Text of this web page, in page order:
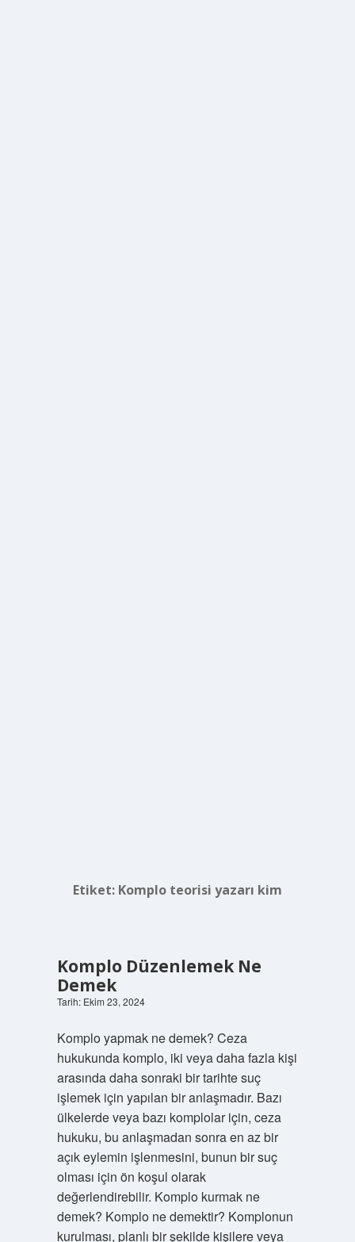
Etiket: Komplo teorisi yazarı kim
Komplo Düzenlemek Ne
Demek
Tarih: Ekim 23, 2024
Komplo yapmak ne demek? Ceza
hukukunda komplo, iki veya daha fazla kişi
arasında daha sonraki bir tarihte suç
işlemek için yapılan bir anlaşmadır. Bazı
ülkelerde veya bazı komplolar için, ceza
hukuku, bu anlaşmadan sonra en az bir
açık eylemin işlenmesini, bunun bir suç
olması için ön koşul olarak
değerlendirebilir. Komplo kurmak ne
demek? Komplo ne demektir? Komplonun
kurulması, planlı bir şekilde kişilere veya